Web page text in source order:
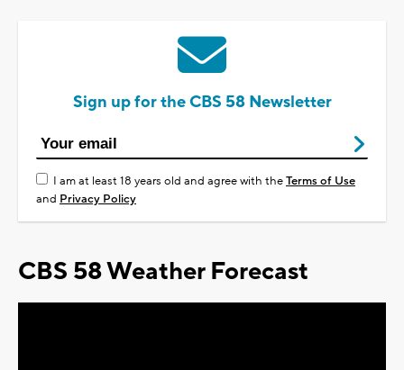
Sign up for the CBS 58 Newsletter
I am at least 18 years old and agree with theTerms of Use
and Privacy Policy
CBS 58 Weather Forecast